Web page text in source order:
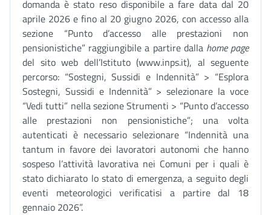
domanda è stato reso disponibile a fare data dal 20
aprile 2026 e fino al 20 giugno 2026, con accesso alla
sezione “Punto d’accesso alle prestazioni non
pensionistiche” raggiungibile a partire dalla home page
del sito web dell’Istituto (www.inps.it), al seguente
percorso: “Sostegni, Sussidi e Indennità” > “Esplora
Sostegni, Sussidi e Indennità” > selezionare la voce
“Vedi tutti” nella sezione Strumenti > “Punto d’accesso
alle prestazioni non pensionistiche”; una volta
autenticati è necessario selezionare “Indennità una
tantum in favore dei lavoratori autonomi che hanno
sospeso l’attività lavorativa nei Comuni per i quali è
stato dichiarato lo stato di emergenza, a seguito degli
eventi meteorologici verificatisi a partire dal 18
gennaio 2026”.